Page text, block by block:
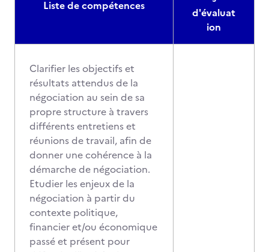
Liste de compétences
d'évaluat
ion
Clarifier les objectifs et
résultats attendus de la
négociation au sein de sa
propre structure à travers
différents entretiens et
réunions de travail, afin de
donner une cohérence à la
démarche de négociation.
Etudier les enjeux de la
négociation à partir du
contexte politique,
financier et/ou économique
passé et présent pour